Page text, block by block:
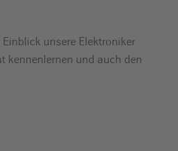
unsere Elektroniker
kennenlernen und auch den